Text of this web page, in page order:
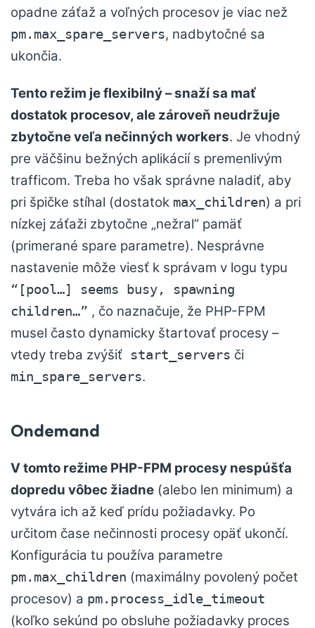
opadne záťaž a voľných procesov je viac než
pm.max_spare_servers, nadbytočné sa
ukončia.
Tento režim je flexibilný – snaží sa mať
dostatok procesov, ale zároveň neudržuje
zbytočne veľa nečinných workers. Je vhodný
pre väčšinu bežných aplikácií s premenlivým
trafficom. Treba ho však správne naladiť, aby
pri špičke stíhal (dostatok max_children) a pri
nízkej záťaži zbytočne „nežral” pamäť
(primerané spare parametre). Nesprávne
nastavenie môže viesť k správam v logu typu
“[pool…] seems busy, spawning
children…” , čo naznačuje, že PHP-FPM
musel často dynamicky štartovať procesy –
vtedy treba zvýšiť start_servers či
min_spare_servers.
Ondemand
V tomto režime PHP-FPM procesy nespúšťa
dopredu vôbec žiadne (alebo len minimum) a
vytvára ich až keď prídu požiadavky. Po
určitom čase nečinnosti procesy opäť ukončí.
Konfigurácia tu používa parametre
pm.max_children (maximálny povolený počet
procesov) a pm.process_idle_timeout
(koľko sekúnd po obsluhe požiadavky proces